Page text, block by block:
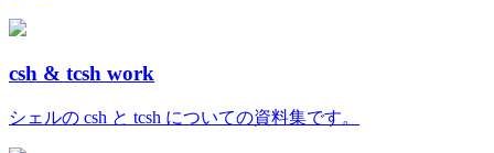
csh & tcsh work
シェルの csh と tcsh についての資料集です。